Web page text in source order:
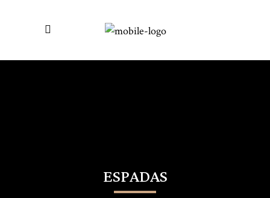
ESPADAS